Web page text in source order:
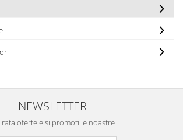
Watch
NEWSLETTER
rata ofertele si promotiile noastre